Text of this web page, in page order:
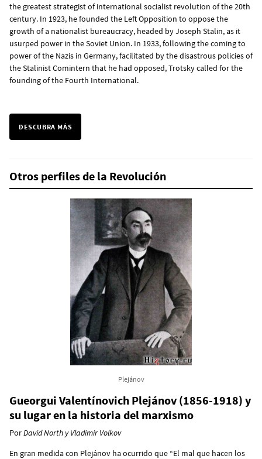
the greatest strategist of international socialist revolution of the 20th
century. In 1923, he founded the Left Opposition to oppose the
growth of a nationalist bureaucracy, headed by Joseph Stalin, as it
usurped power in the Soviet Union. In 1933, following the coming to
power of the Nazis in Germany, facilitated by the disastrous policies of
the Stalinist Comintern that he had opposed, Trotsky called for the
founding of the Fourth International.
DESCUBRA MÁS
Otros perfiles de la Revolución
Plejánov
Gueorgui Valentínovich Plejánov (1856-1918) y
su lugar en la historia del marxismo
PorDavid North y Vladimir Volkov
En gran medida con Plejánov ha ocurrido que “El mal que hacen los